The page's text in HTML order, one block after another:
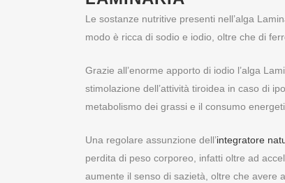
Le sostanze nutritive presenti nell’alga
modo è ricca di sodio e iodio, oltre che di
Grazie all’enorme apporto di iodio l’alga
stimolazione dell’attività tiroidea in caso di
metabolismo dei grassi e il consumo
Una regolare assunzione dell’integratore
perdita di peso corporeo, infatti oltre ad
aumente il senso di sazietà, oltre che avere